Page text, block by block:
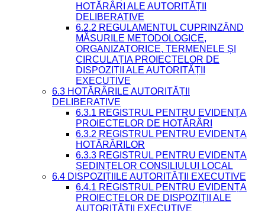
HOTĂRÂRI ALE AUTORITĂȚII
DELIBERATIVE
6.2.2 REGULAMENTUL CUPRINZÂND
MĂSURILE METODOLOGICE,
ORGANIZATORICE, TERMENELE ȘI
CIRCULAȚIA PROIECTELOR DE
DISPOZIȚII ALE AUTORITĂȚII
EXECUTIVE
6.3 HOTĂRÂRILE AUTORITĂȚII
DELIBERATIVE
6.3.1 REGISTRUL PENTRU EVIDENȚA
PROIECTELOR DE HOTĂRÂRI
6.3.2 REGISTRUL PENTRU EVIDENȚA
HOTĂRÂRILOR
6.3.3 REGISTRUL PENTRU EVIDENȚA
ȘEDINȚELOR CONSILIULUI LOCAL
6.4 DISPOZIȚIILE AUTORITĂȚII EXECUTIVE
6.4.1 REGISTRUL PENTRU EVIDENȚA
PROIECTELOR DE DISPOZIȚII ALE
AUTORITĂȚII EXECUTIVE